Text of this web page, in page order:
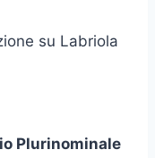
su Labriola
Plurinominale